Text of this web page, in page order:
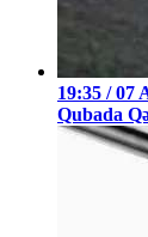
19:35 / 07
Qubada